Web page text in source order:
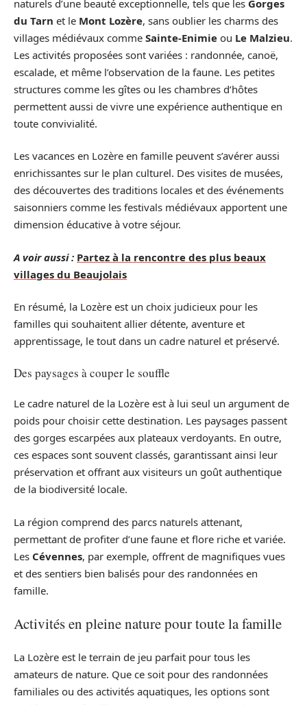
naturels d’une beauté exceptionnelle, tels que les Gorges
du Tarn et le Mont Lozère, sans oublier les charms des
villages médiévaux comme Sainte-Enimie ou Le Malzieu.
Les activités proposées sont variées : randonnée, canoë,
escalade, et même l’observation de la faune. Les petites
structures comme les gîtes ou les chambres d’hôtes
permettent aussi de vivre une expérience authentique en
toute convivialité.
Les vacances en Lozère en famille peuvent s’avérer aussi
enrichissantes sur le plan culturel. Des visites de musées,
des découvertes des traditions locales et des événements
saisonniers comme les festivals médiévaux apportent une
dimension éducative à votre séjour.
A voir aussi : Partez à la rencontre des plus beaux
villages du Beaujolais
En résumé, la Lozère est un choix judicieux pour les
familles qui souhaitent allier détente, aventure et
apprentissage, le tout dans un cadre naturel et préservé.
Des paysages à couper le souffle
Le cadre naturel de la Lozère est à lui seul un argument de
poids pour choisir cette destination. Les paysages passent
des gorges escarpées aux plateaux verdoyants. En outre,
ces espaces sont souvent classés, garantissant ainsi leur
préservation et offrant aux visiteurs un goût authentique
de la biodiversité locale.
La région comprend des parcs naturels attenant,
permettant de profiter d’une faune et flore riche et variée.
Les Cévennes, par exemple, offrent de magnifiques vues
et des sentiers bien balisés pour des randonnées en
famille.
Activités en pleine nature pour toute la famille
La Lozère est le terrain de jeu parfait pour tous les
amateurs de nature. Que ce soit pour des randonnées
familiales ou des activités aquatiques, les options sont